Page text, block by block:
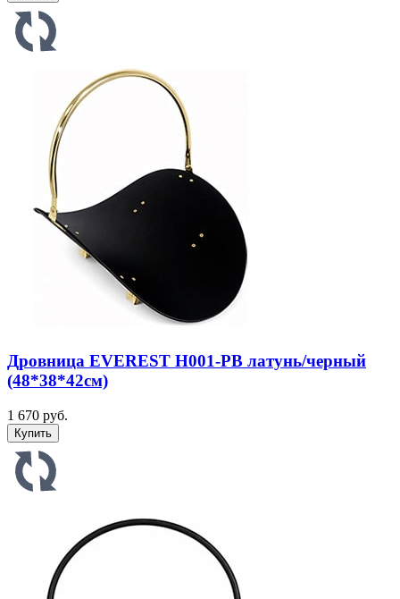
Дровница EVEREST Н001-PВ латунь/черный
(48*38*42см)
1 670 руб.